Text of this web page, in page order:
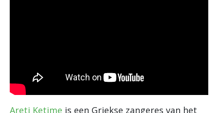
Areti Ketime is een Griekse zangeres van het